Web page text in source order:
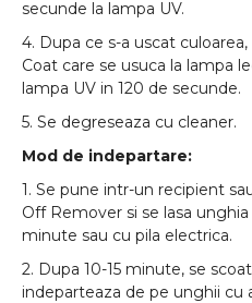
secunde la lampa UV.
4. Dupa ce s-a uscat
Coat care se usuca la lampa
lampa UV in 120 de secunde.
5. Se degreseaza cu cleaner.
Mod de indepartare:
1. Se pune intr-un recipient
Off Remover si se lasa
minute sau cu pila electrica.
2. Dupa 10-15 minute, se
indeparteaza de pe unghii cu